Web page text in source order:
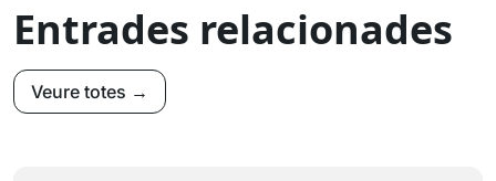
Entrades relacionades
Veure totes →